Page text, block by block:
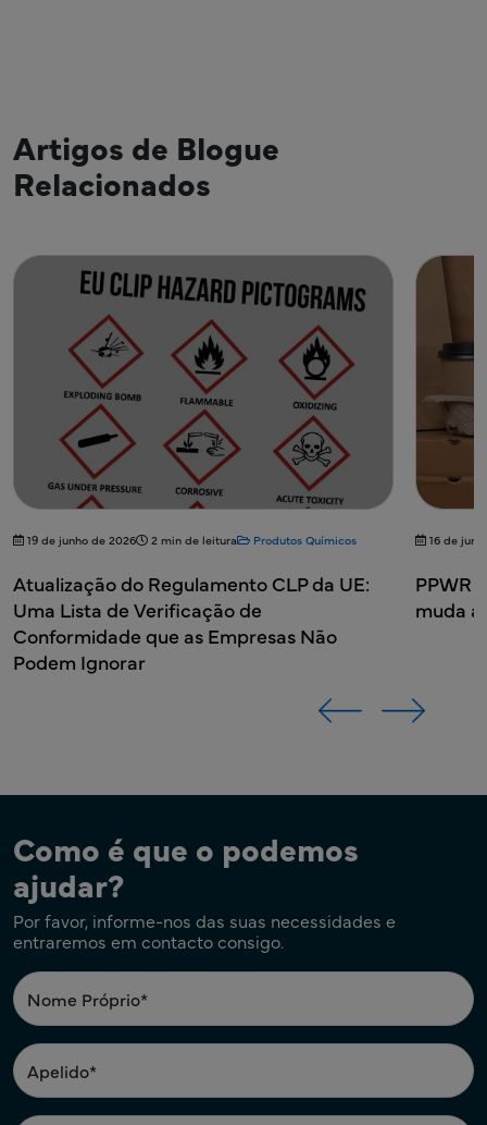
Artigos de Blogue
Relacionados
16 de junho de 2026 2 min de leitura Produtos Químicos
PPWR Substâncias de Preocupação: O que
muda a partir de agosto de 2026?
11 de
Lista
a
Como é que o podemos
ajudar?
Por favor, informe-nos das suas necessidades e
entraremos em contacto consigo.